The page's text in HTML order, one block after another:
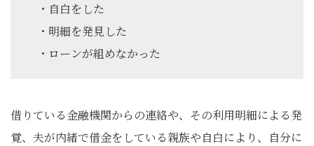
・自白をした
・明細を発見した
・ローンが組めなかった
借りている金融機関からの連絡や、その利用明細による発
覚、夫が内緒で借金をしている親族や自白により、自分に